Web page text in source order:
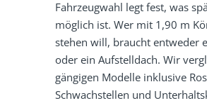
Fahrzeugwahl legt fest, was
möglich ist. Wer mit 1,90 m
stehen will, braucht entweder
oder ein Aufstelldach. Wir
gängigen Modelle inklusive
Schwachstellen und